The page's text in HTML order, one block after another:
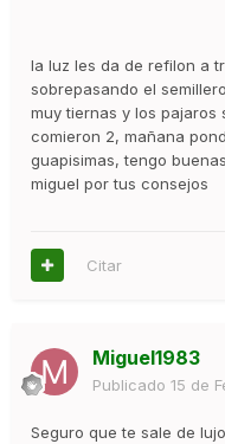
la luz les da de refilon a
sobrepasando el
muy tiernas y los pajaros
comieron 2, mañana
guapisimas, tengo
miguel por tus consejos
Citar
Miguel1983
Publicado 15 de
Seguro que te sale de lujo